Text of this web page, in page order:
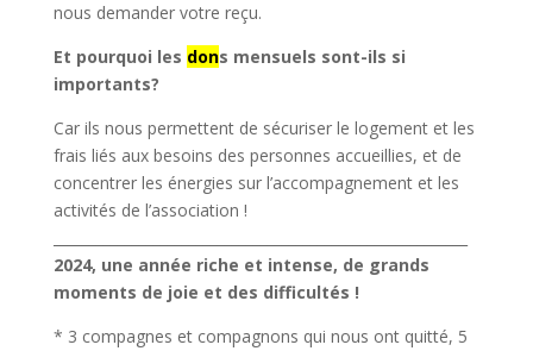
nous demander votre reçu.
Et pourquoi les dons mensuels sont-ils si
importants?
Car ils nous permettent de sécuriser le logement et les
frais liés aux besoins des personnes accueillies, et de
concentrer les énergies sur l’accompagnement et les
activités de l’association !
2024, une année riche et intense, de grands
moments de joie et des difficultés !
* 3 compagnes et compagnons qui nous ont quitté, 5